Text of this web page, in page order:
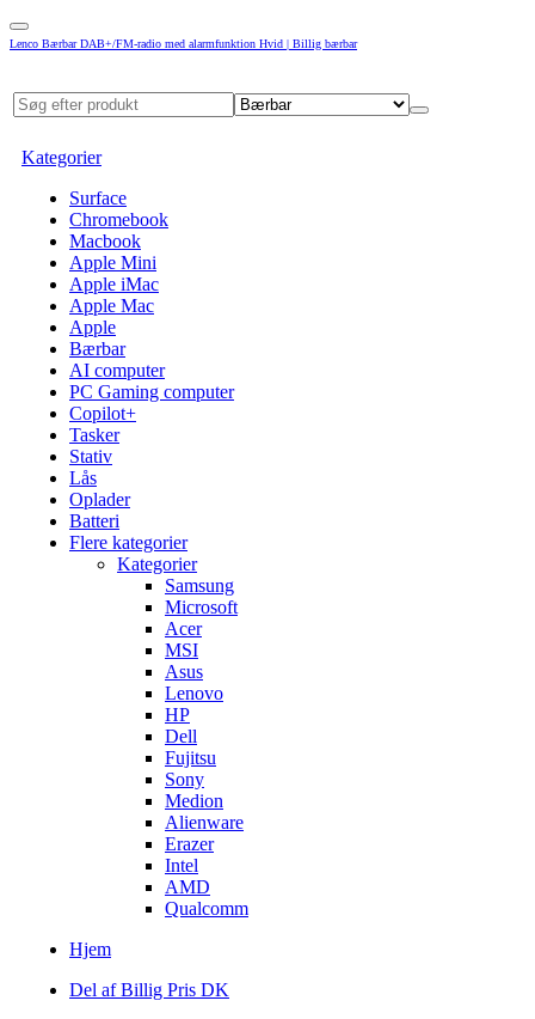
Lenco Bærbar DAB+/FM-radio med alarmfunktion Hvid | Billig bærbar
Kategorier
Surface
Chromebook
Macbook
Apple Mini
Apple iMac
Apple Mac
Apple
Bærbar
AI computer
PC Gaming computer
Copilot+
Tasker
Stativ
Lås
Oplader
Batteri
Flere kategorier
Kategorier
Samsung
Microsoft
Acer
MSI
Asus
Lenovo
HP
Dell
Fujitsu
Sony
Medion
Alienware
Erazer
Intel
AMD
Qualcomm
Hjem
Del af Billig Pris DK